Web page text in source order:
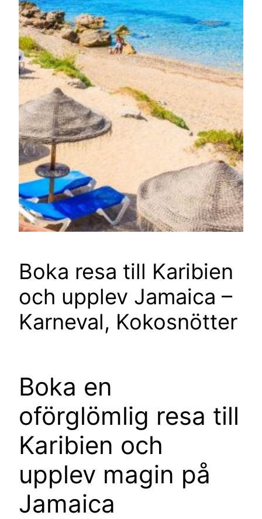
Boka resa till Karibien
och upplev Jamaica –
Karneval, Kokosnötter
Boka en
oförglömlig resa till
Karibien och
upplev magin på
Jamaica